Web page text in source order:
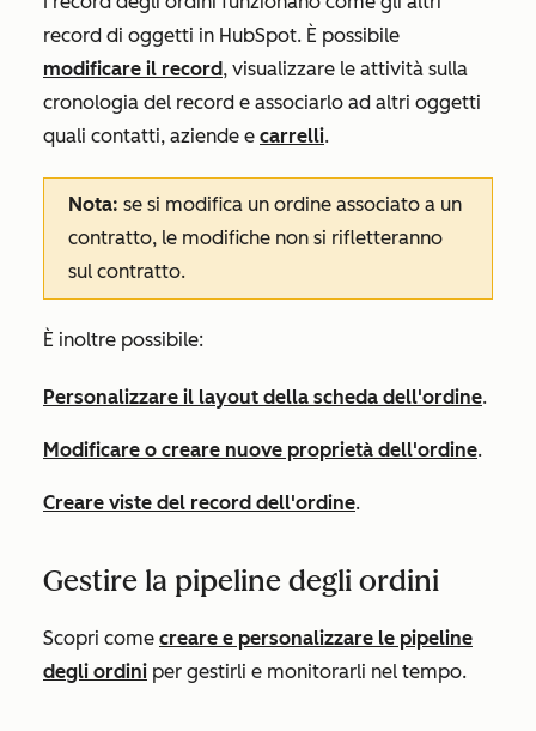
record di oggetti in HubSpot. È possibile
modificare il record, visualizzare le attività sulla
cronologia del record e associarlo ad altri oggetti
quali contatti, aziende e carrelli.
Nota: se si modifica un ordine associato a un
contratto, le modifiche non si rifletteranno
sul contratto.
È inoltre possibile:
Personalizzare il layout della scheda dell'ordine.
Modificare o creare nuove proprietà dell'ordine.
Creare viste del record dell'ordine.
Gestire la pipeline degli ordini
Scopri come creare e personalizzare le pipeline
degli ordini per gestirli e monitorarli nel tempo.